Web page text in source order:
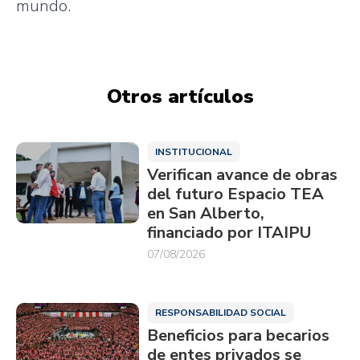
mundo.
Otros artículos
INSTITUCIONAL
Verifican avance de obras
del futuro Espacio TEA
en San Alberto,
financiado por ITAIPU
07/08/2026
RESPONSABILIDAD SOCIAL
Beneficios para becarios
de entes privados se